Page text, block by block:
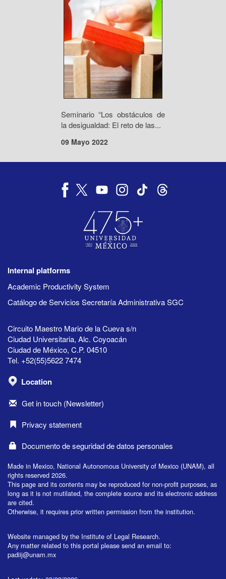
Seminario “Los obstáculos de
la desigualdad: El reto de las...
09 Mayo 2022
Internal platforms
Academic Productivity System
Catálogo de Servicios Secretaría Administrativa SGC
Circuito Maestro Mario de la Cueva s/n
Ciudad Universitaria, Alc. Coyoacán
Ciudad de México, C.P. 04510
Tel. +52(55)5622 7474
Location
Get in touch (Newsletter)
Privacy statement
Documento de seguridad de datos personales
Made in Mexico, National Autonomous University of Mexico (UNAM), all
rights reserved 2026.
This page and its contents may be reproduced for non-profit purposes, as
long as it is not mutilated, the complete source and its electronic address
are cited.
Otherwise, it requires prior written permission from the institution.
Website managed by the Institute of Legal Research.
Any matter related to this portal please send an email to:
padiij@unam.mx